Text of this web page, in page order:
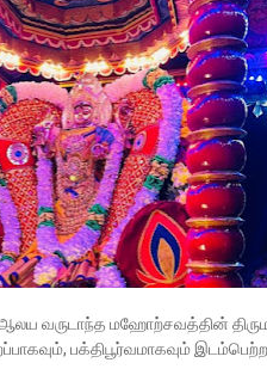
வருடாந்த மஹோற்சவத்தின்
பக்திபூர்வமாகவும்